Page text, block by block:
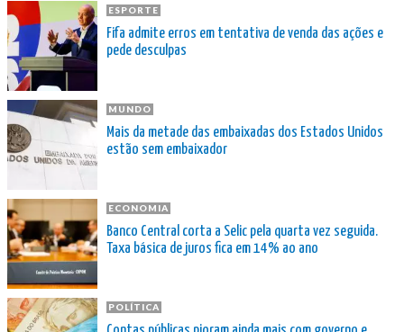
ESPORTE
Fifa admite erros em tentativa de venda das ações e
pede desculpas
MUNDO
Mais da metade das embaixadas dos Estados Unidos
estão sem embaixador
ECONOMIA
Banco Central corta a Selic pela quarta vez seguida.
Taxa básica de juros fica em 14% ao ano
POLÍTICA